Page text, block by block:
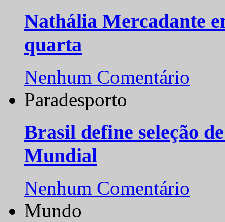
Nathália Mercadante
quarta
Nenhum Comentário
Paradesporto
Brasil define seleção
Mundial
Nenhum Comentário
Mundo